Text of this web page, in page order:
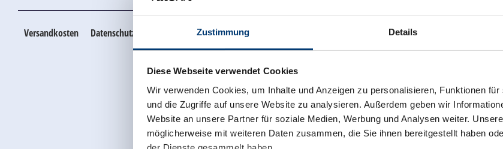
Zustimmung Details
Diese Webseite verwendet Cookies
Wir verwenden Cookies, um Inhalte und Anzeigen zu personalisieren, Funktionen
und die Zugriffe auf unsere Website zu analysieren. Außerdem geben wir
Website an unsere Partner für soziale Medien, Werbung und Analysen weiter.
möglicherweise mit weiteren Daten zusammen, die Sie ihnen bereitgestellt haben